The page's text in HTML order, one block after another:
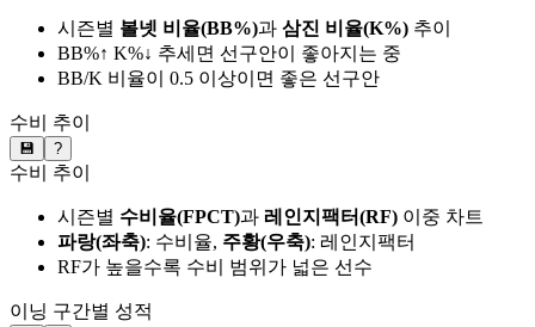
시즌별 볼넷 비율(BB%)과 삼진 비율(K%) 추이
BB%↑ K%↓ 추세면 선구안이 좋아지는 중
BB/K 비율이 0.5 이상이면 좋은 선구안
수비 추이
💾 ?
수비 추이
시즌별 수비율(FPCT)과 레인지팩터(RF) 이중 차트
파랑(좌축): 수비율, 주황(우축): 레인지팩터
RF가 높을수록 수비 범위가 넓은 선수
이닝 구간별 성적